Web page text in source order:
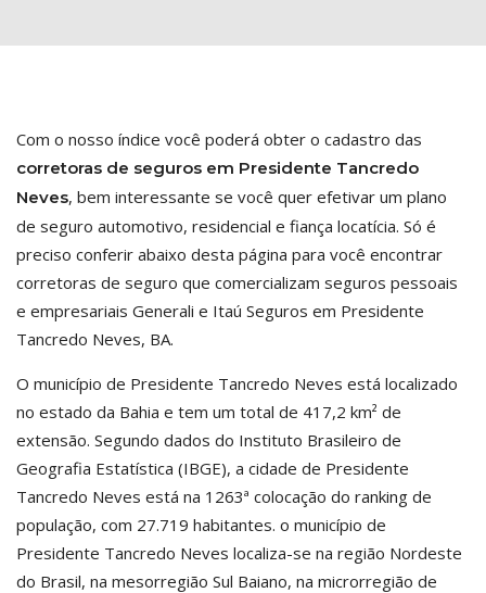
Com o nosso índice você poderá obter o cadastro das
corretoras de seguros em Presidente Tancredo
Neves, bem interessante se você quer efetivar um plano
de seguro automotivo, residencial e fiança locatícia. Só é
preciso conferir abaixo desta página para você encontrar
corretoras de seguro que comercializam seguros pessoais
e empresariais Generali e Itaú Seguros em Presidente
Tancredo Neves, BA.
O município de Presidente Tancredo Neves está localizado
no estado da Bahia e tem um total de 417,2 km² de
extensão. Segundo dados do Instituto Brasileiro de
Geografia Estatística (IBGE), a cidade de Presidente
Tancredo Neves está na 1263ª colocação do ranking de
população, com 27.719 habitantes. o município de
Presidente Tancredo Neves localiza-se na região Nordeste
do Brasil, na mesorregião Sul Baiano, na microrregião de